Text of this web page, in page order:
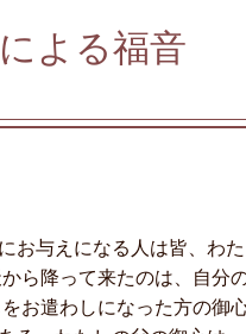
よる福音
お与えになる人は皆、わ
ら降って来たのは、自分
お遣わしになった方の御